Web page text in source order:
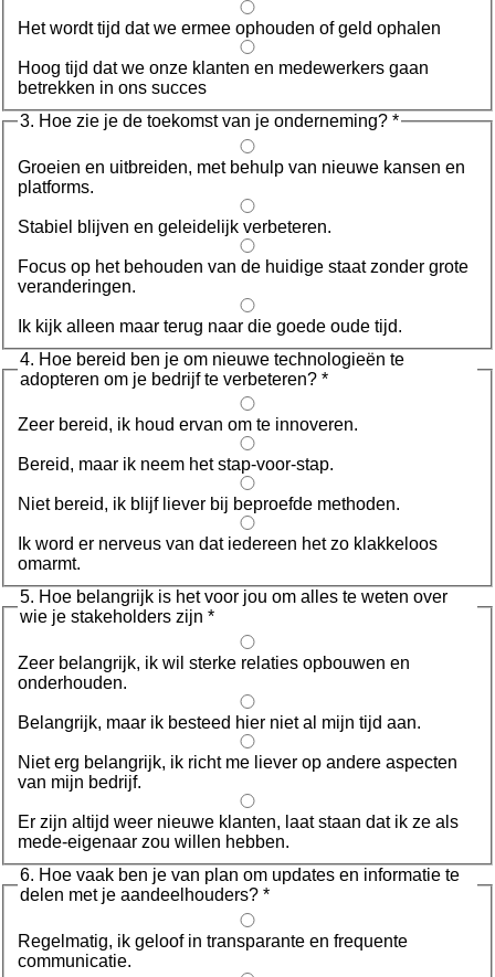
Het wordt tijd dat we ermee ophouden of geld ophalen
Hoog tijd dat we onze klanten en medewerkers gaan
betrekken in ons succes
3. Hoe zie je de toekomst van je onderneming? *
Groeien en uitbreiden, met behulp van nieuwe kansen en
platforms.
Stabiel blijven en geleidelijk verbeteren.
Focus op het behouden van de huidige staat zonder grote
veranderingen.
Ik kijk alleen maar terug naar die goede oude tijd.
4. Hoe bereid ben je om nieuwe technologieën te
adopteren om je bedrijf te verbeteren? *
Zeer bereid, ik houd ervan om te innoveren.
Bereid, maar ik neem het stap-voor-stap.
Niet bereid, ik blijf liever bij beproefde methoden.
Ik word er nerveus van dat iedereen het zo klakkeloos
omarmt.
5. Hoe belangrijk is het voor jou om alles te weten over
wie je stakeholders zijn *
Zeer belangrijk, ik wil sterke relaties opbouwen en
onderhouden.
Belangrijk, maar ik besteed hier niet al mijn tijd aan.
Niet erg belangrijk, ik richt me liever op andere aspecten
van mijn bedrijf.
Er zijn altijd weer nieuwe klanten, laat staan dat ik ze als
mede-eigenaar zou willen hebben.
6. Hoe vaak ben je van plan om updates en informatie te
delen met je aandeelhouders? *
Regelmatig, ik geloof in transparante en frequente
communicatie.